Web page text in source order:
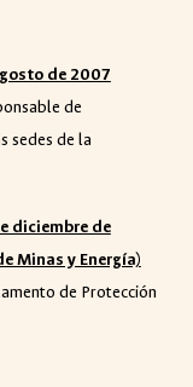
de 2007
de
sedes de la
diciembre de
Minas y Energía)
de Protección